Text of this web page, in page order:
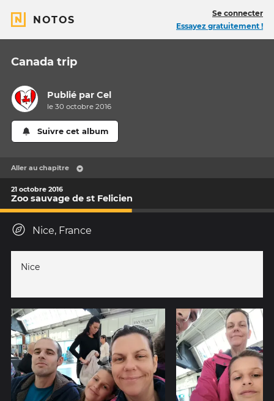
NOTOS
Se connecter
Essayez gratuitement !
Canada trip
Publié parCel
le 30 octobre 2016
Suivre cet album
Aller au chapitre
21 octobre 2016
Zoo sauvage de st Felicien
Nice, France
Nice